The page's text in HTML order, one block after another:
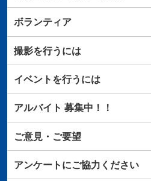
ボランティア
撮影を行うには
イベントを行うには
アルバイト 募集中！！
ご意見・ご要望
アンケートにご協力ください